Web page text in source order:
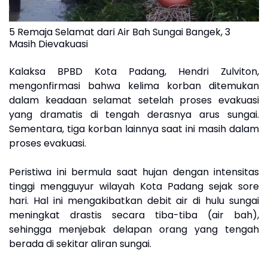
5 Remaja Selamat dari Air Bah Sungai Bangek, 3
Masih Dievakuasi
Kalaksa BPBD Kota Padang, Hendri Zulviton,
mengonfirmasi bahwa kelima korban ditemukan
dalam keadaan selamat setelah proses evakuasi
yang dramatis di tengah derasnya arus sungai.
Sementara, tiga korban lainnya saat ini masih dalam
proses evakuasi.
Peristiwa ini bermula saat hujan dengan intensitas
tinggi mengguyur wilayah Kota Padang sejak sore
hari. Hal ini mengakibatkan debit air di hulu sungai
meningkat drastis secara tiba-tiba (air bah),
sehingga menjebak delapan orang yang tengah
berada di sekitar aliran sungai.